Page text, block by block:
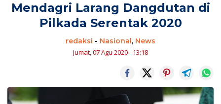
Mendagri Larang Dangdutan di
Pilkada Serentak 2020
redaksi - Nasional, News
Jumat, 07 Agu 2020 - 13:18